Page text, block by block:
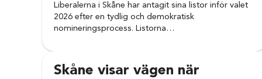
Liberalerna i Skåne har antagit sina listor inför valet
2026 efter en tydlig och demokratisk
nomineringsprocess. Listorna…
Skåne visar vägen när